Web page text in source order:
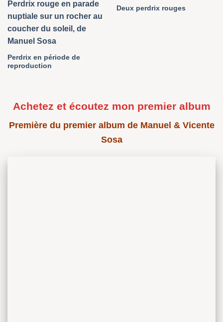
Perdrix en période de
reproduction
Deux perdrix rouges
Achetez et écoutez mon premier album
Première du premier album de Manuel & Vicente
Sosa